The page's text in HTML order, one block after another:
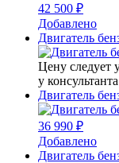
42 500 ₽
Добавлено
Двигатель
Цену следует
у консультанта
Двигатель
36 990 ₽
Добавлено
Двигатель